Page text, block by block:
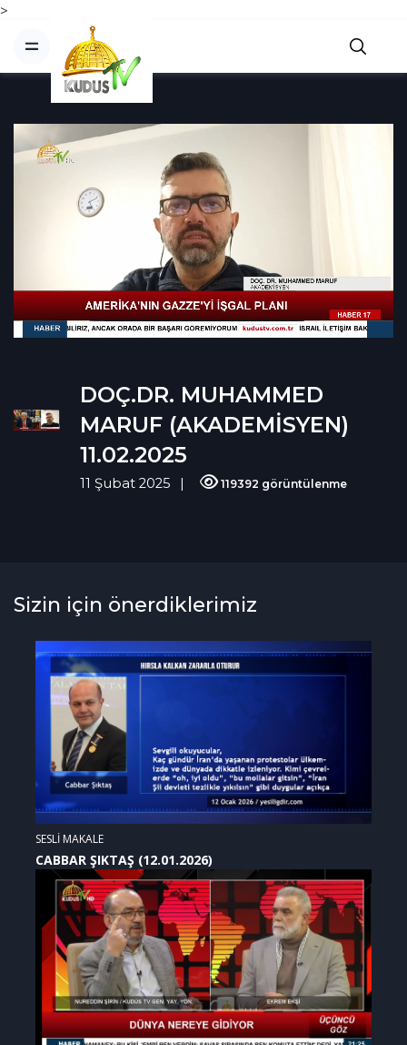
>
DOÇ.DR. MUHAMMED
MARUF (AKADEMİSYEN)
11.02.2025
11 Şubat 2025 119392 görüntülenme
Sizin için önerdiklerimiz
SESLİ MAKALE
CABBAR ŞIKTAŞ (12.01.2026)